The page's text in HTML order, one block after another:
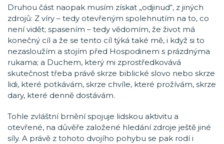
Druhou část naopak musím získat „odjinud“, z jiných
zdrojů: Z víry – tedy otevřeným spolehnutím na to, co
není vidět; spasením – tedy vědomím, že život má
konečný cíl a že se tento cíl týká také mě, i když si to
nezasloužím a stojím před Hospodinem s prázdnýma
rukama; a Duchem, který mi zprostředkovává
skutečnost třeba právě skrze biblické slovo nebo skrze
lidi, které potkávám, skrze chvíle, které prožívám, skrze
dary, které denně dostávám.
Tohle zvláštní brnění spojuje lidskou aktivitu a
otevřené, na důvěře založené hledání zdroje ještě jiné
síly. A právě z tohoto dvojího pohybu se pak rodí i